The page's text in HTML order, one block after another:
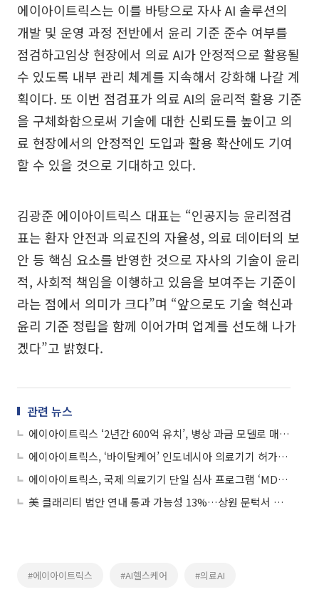
에이아이트릭스는 이를 바탕으로 자사 AI 솔루션의
개발 및 운영 과정 전반에서 윤리 기준 준수 여부를
점검하고임상 현장에서 의료 AI가 안정적으로 활용될
수 있도록 내부 관리 체계를 지속해서 강화해 나갈 계
획이다. 또 이번 점검표가 의료 AI의 윤리적 활용 기준
을 구체화함으로써 기술에 대한 신뢰도를 높이고 의
료 현장에서의 안정적인 도입과 활용 확산에도 기여
할 수 있을 것으로 기대하고 있다.
김광준 에이아이트릭스 대표는 “인공지능 윤리점검
표는 환자 안전과 의료진의 자율성, 의료 데이터의 보
안 등 핵심 요소를 반영한 것으로 자사의 기술이 윤리
적, 사회적 책임을 이행하고 있음을 보여주는 기준이
라는 점에서 의미가 크다”며 “앞으로도 기술 혁신과
윤리 기준 정립을 함께 이어가며 업계를 선도해 나가
겠다”고 밝혔다.
관련 뉴스
에이아이트릭스 ‘2년간 600억 유치’, 병상 과금 모델로 매출 2배 성장
에이아이트릭스, ‘바이탈케어’ 인도네시아 의료기기 허가 획득
에이아이트릭스, 국제 의료기기 단일 심사 프로그램 ‘MDSAP’ 인증 획득
美 클래리티 법안 연내 통과 가능성 13%…상원 문턱서 제동
#에이아이트릭스 #AI헬스케어 #의료AI